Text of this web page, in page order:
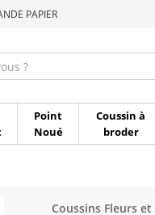
PAPIER
Point
Noué
Coussin à
broder
Coussins Fleurs